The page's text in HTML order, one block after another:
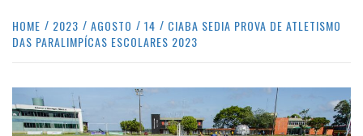
HOME 2023 AGOSTO 14
CIABA SEDIA PROVA DE ATLETISMO
DAS PARALIMPÍCAS ESCOLARES 2023